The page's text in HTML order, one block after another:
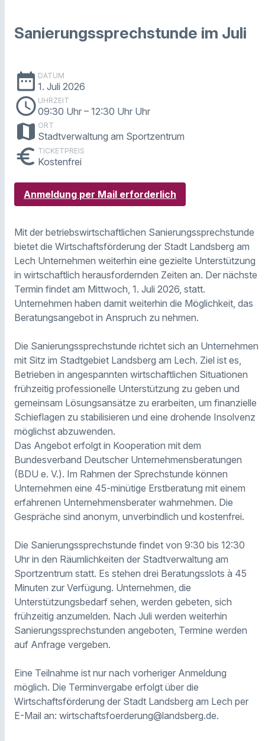
Sanierungssprechstunde im Juli
date_range DATUM
1. Juli 2026
schedule UHRZEIT
09:30 Uhr – 12:30 Uhr Uhr
map ORT
Stadtverwaltung am Sportzentrum
euro TICKETPREIS
Kostenfrei
Anmeldung per Mail erforderlich
Mit der betriebswirtschaftlichen Sanierungssprechstunde
bietet die Wirtschaftsförderung der Stadt Landsberg am
Lech Unternehmen weiterhin eine gezielte Unterstützung
in wirtschaftlich herausfordernden Zeiten an. Der nächste
Termin findet am Mittwoch, 1. Juli 2026, statt.
Unternehmen haben damit weiterhin die Möglichkeit, das
Beratungsangebot in Anspruch zu nehmen.
Die Sanierungssprechstunde richtet sich an Unternehmen
mit Sitz im Stadtgebiet Landsberg am Lech. Ziel ist es,
Betrieben in angespannten wirtschaftlichen Situationen
frühzeitig professionelle Unterstützung zu geben und
gemeinsam Lösungsansätze zu erarbeiten, um finanzielle
Schieflagen zu stabilisieren und eine drohende Insolvenz
möglichst abzuwenden.
Das Angebot erfolgt in Kooperation mit dem
Bundesverband Deutscher Unternehmensberatungen
(BDU e. V.). Im Rahmen der Sprechstunde können
Unternehmen eine 45-minütige Erstberatung mit einem
erfahrenen Unternehmensberater wahrnehmen. Die
Gespräche sind anonym, unverbindlich und kostenfrei.
Die Sanierungssprechstunde findet von 9:30 bis 12:30
Uhr in den Räumlichkeiten der Stadtverwaltung am
Sportzentrum statt. Es stehen drei Beratungsslots à 45
Minuten zur Verfügung. Unternehmen, die
Unterstützungsbedarf sehen, werden gebeten, sich
frühzeitig anzumelden. Nach Juli werden weiterhin
Sanierungssprechstunden angeboten, Termine werden
auf Anfrage vergeben.
Eine Teilnahme ist nur nach vorheriger Anmeldung
möglich. Die Terminvergabe erfolgt über die
Wirtschaftsförderung der Stadt Landsberg am Lech per
E-Mail an: wirtschaftsfoerderung@landsberg.de.